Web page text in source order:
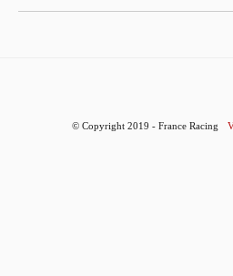
© Copyright 2019 - France Racing